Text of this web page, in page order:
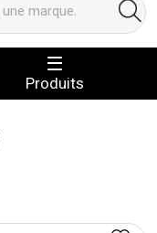
Produits